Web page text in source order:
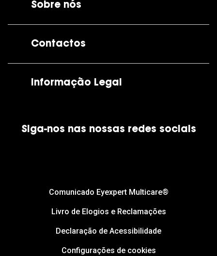
Sobre nós
Contactos
Informação Legal
Política de Cookies
Siga-nos nas nossas redes sociais
Comunicado Eyexpert Multicare®
Livro de Elogios e Reclamações
Declaração de Acessibilidade
Configurações de cookies